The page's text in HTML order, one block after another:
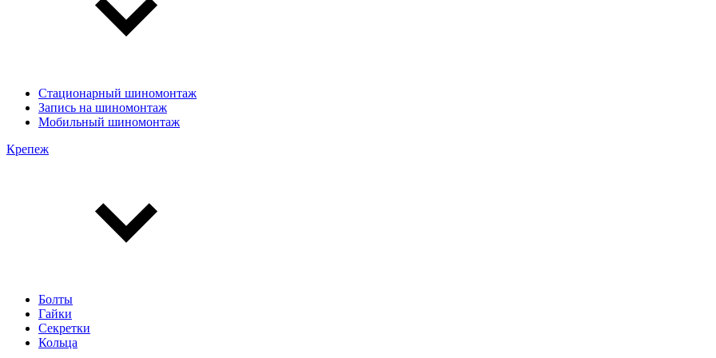
Стационарный шиномонтаж
Запись на шиномонтаж
Мобильный шиномонтаж
Крепеж
Болты
Гайки
Секретки
Кольца